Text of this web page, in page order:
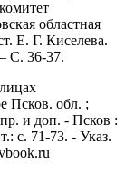
областная
Е. Г. Киселева.
С. 36-37.
Псков. обл. ;
и доп. - Псков :
с. 71-73. - Указ.